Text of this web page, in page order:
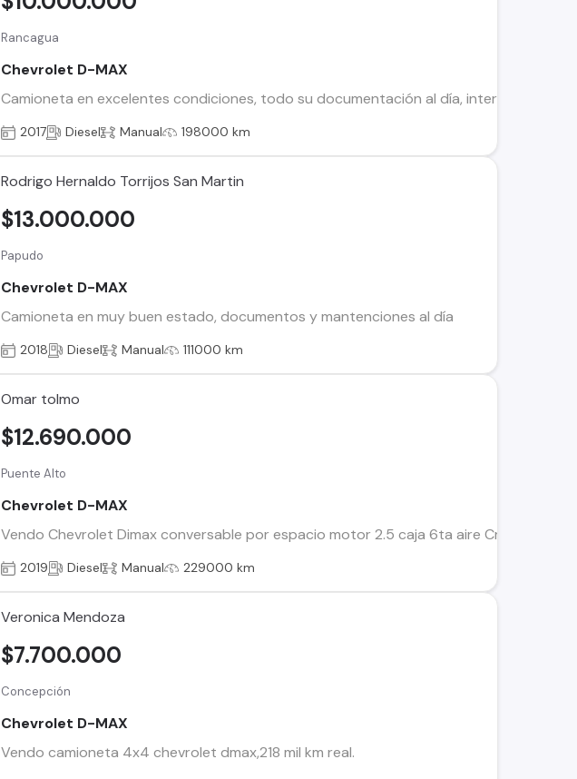
Rancagua
Chevrolet D-MAX
Camioneta en excelentes condiciones, todo su documentación al día, interior
2017 Diesel Manual 198000 km
Rodrigo Hernaldo Torrijos San Martin
Papudo
Chevrolet D-MAX
Camioneta en muy buen estado, documentos y mantenciones al día
$13.000.000
2018 Diesel Manual 111000 km
Omar tolmo
Puente Alto
Chevrolet D-MAX
Vendo Chevrolet Dimax conversable por espacio motor 2.5 caja 6ta aire Cruzero al
$12.690.000
2019 Diesel Manual 229000 km
Veronica Mendoza
Concepción
Chevrolet D-MAX
Vendo camioneta 4x4 chevrolet dmax,218 mil km real.
$7.700.000